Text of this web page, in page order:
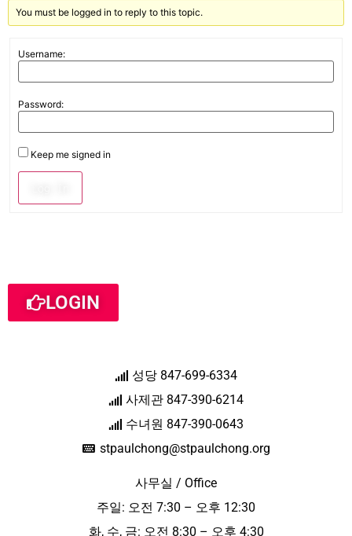
You must be logged in to reply to this topic.
Username:
Password:
Keep me signed in
LOGIN
성당 847-699-6334
사제관 847-390-6214
수녀원 847-390-0643
stpaulchong@stpaulchong.org
사무실 / Office
주일: 오전 7:30 – 오후 12:30
화, 수, 금: 오전 8:30 – 오후 4:30